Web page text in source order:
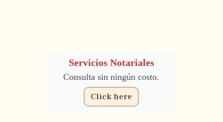
Servicios Notariales
Consulta sin ningún costo.
Click here